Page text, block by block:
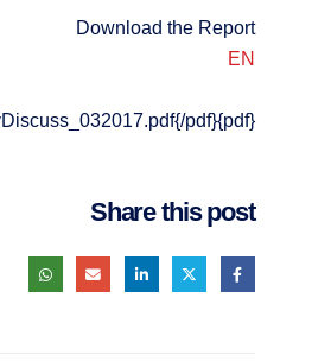
Download the Report
EN
{pdf}images/pdf/istanbul-march2017/CFG_ExpertSecularityDiscuss_032017.pdf{/pdf}
Share this post